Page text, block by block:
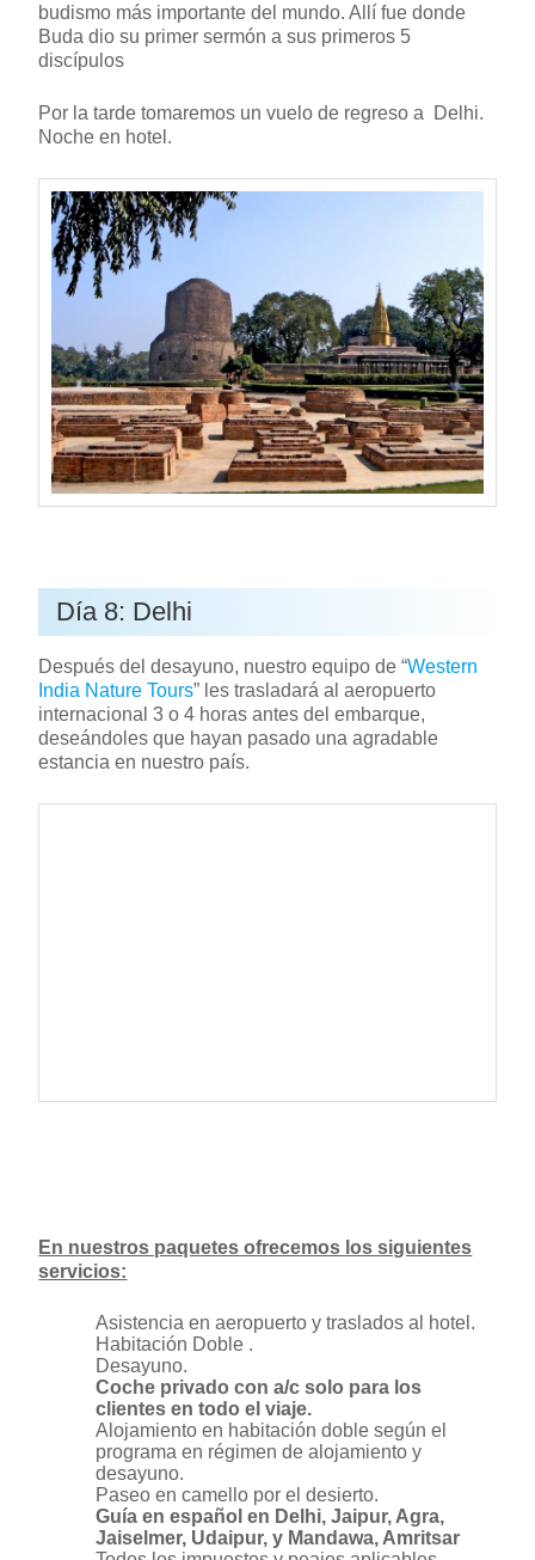
budismo más importante del mundo. Allí fue donde
Buda dio su primer sermón a sus primeros 5
discípulos
Por la tarde tomaremos un vuelo de regreso a Delhi.
Noche en hotel.
Día 8: Delhi
Después del desayuno, nuestro equipo de “Western
India Nature Tours” les trasladará al aeropuerto
internacional 3 o 4 horas antes del embarque,
deseándoles que hayan pasado una agradable
estancia en nuestro país.
Habitación Doble .
Paseo en camello por el desierto.
Guía en español en Delhi, Jaipur, Agra,
Todos los impuestos y peajes aplicables.
Una cena en desierto con bailar y música.
Servicio especial: ( Solo si queda en casa en
Jaipur)
Invitación a una casa de familia India para
conocer la cultura verdadera del País .
1 almuerzo en Park Regis Jaipur (sin bebidas)
1 cena en Jaipur solo si esta alojando con
familia India en Jaipur.